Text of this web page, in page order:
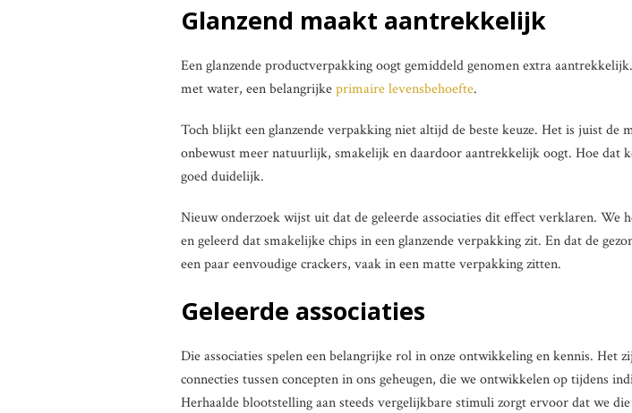
Glanzend maakt aantrekkelijk
Een glanzende productverpakking oogt gemiddeld genomen extra
met water, een belangrijkeprimaire levensbehoefte.
Toch blijkt een glanzende verpakking niet altijd de beste keuze. Het is juist de
onbewust meer natuurlijk, smakelijk en daardoor aantrekkelijk oogt. Hoe dat
goed duidelijk.
Nieuw onderzoek wijst uit dat de geleerde associaties dit effect verklaren. We
en geleerd dat smakelijke chips in een glanzende verpakking zit. En dat de
een paar eenvoudige crackers, vaak in een matte verpakking zitten.
Geleerde associaties
Die associaties spelen een belangrijke rol in onze ontwikkeling en kennis. Het
connecties tussen concepten in ons geheugen, die we ontwikkelen op tijdens
Herhaalde blootstelling aan steeds vergelijkbare stimuli zorgt ervoor dat we die